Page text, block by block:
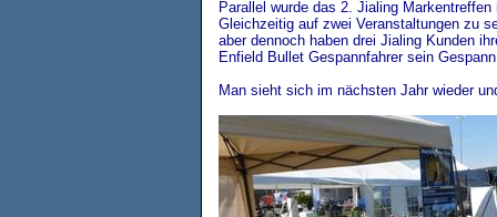
Parallel wurde das 2. Jialing
Gleichzeitig auf zwei Veranstaltungen zu
aber dennoch haben drei Jialing Kunden
Enfield Bullet Gespannfahrer sein
Man sieht sich im nächsten Jahr wieder